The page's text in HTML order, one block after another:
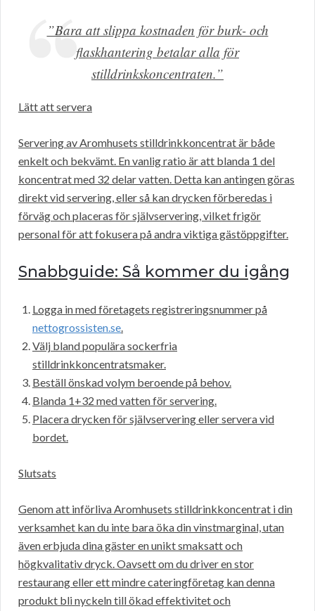
”Bara att slippa kostnaden för burk- och
flaskhantering betalar alla för
stilldrinkskoncentraten.”
Lätt att servera
Servering av Aromhusets stilldrinkkoncentrat är både
enkelt och bekvämt. En vanlig ratio är att blanda 1 del
koncentrat med 32 delar vatten. Detta kan antingen göras
direkt vid servering, eller så kan drycken förberedas i
förväg och placeras för självservering, vilket frigör
personal för att fokusera på andra viktiga gästöppgifter.
Snabbguide: Så kommer du igång
Logga in med företagets registreringsnummer på
nettogrossisten.se.
Välj bland populära sockerfria
stilldrinkkoncentratsmaker.
Beställ önskad volym beroende på behov.
Blanda 1+32 med vatten för servering.
Placera drycken för självservering eller servera vid
bordet.
Slutsats
Genom att införliva Aromhusets stilldrinkkoncentrat i din
verksamhet kan du inte bara öka din vinstmarginal, utan
även erbjuda dina gäster en unikt smaksatt och
högkvalitativ dryck. Oavsett om du driver en stor
restaurang eller ett mindre cateringföretag kan denna
produkt bli nyckeln till ökad effektivitet och